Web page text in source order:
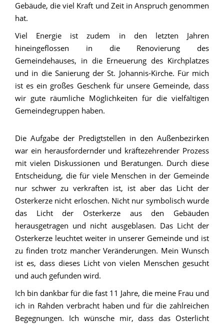
Gebäude, die viel Kraft und Zeit in Anspruch genommen
hat.
Viel Energie ist zudem in den letzten Jahren
hineingeflossen in die Renovierung des
Gemeindehauses, in die Erneuerung des Kirchplatzes
und in die Sanierung der St. Johannis-Kirche. Für mich
ist es ein großes Geschenk für unsere Gemeinde, dass
wir gute räumliche Möglichkeiten für die vielfältigen
Gemeindegruppen haben.
Die Aufgabe der Predigtstellen in den Außenbezirken
war ein herausfordernder und kräftezehrender Prozess
mit vielen Diskussionen und Beratungen. Durch diese
Entscheidung, die für viele Menschen in der Gemeinde
nur schwer zu verkraften ist, ist aber das Licht der
Osterkerze nicht erloschen. Nicht nur symbolisch wurde
das Licht der Osterkerze aus den Gebäuden
herausgetragen und nicht ausgeblasen. Das Licht der
Osterkerze leuchtet weiter in unserer Gemeinde und ist
zu finden trotz mancher Veränderungen. Mein Wunsch
ist es, dass dieses Licht von vielen Menschen gesucht
und auch gefunden wird.
Ich bin dankbar für die fast 11 Jahre, die meine Frau und
ich in Rahden verbracht haben und für die zahlreichen
Begegnungen. Ich wünsche mir, dass das Osterlicht